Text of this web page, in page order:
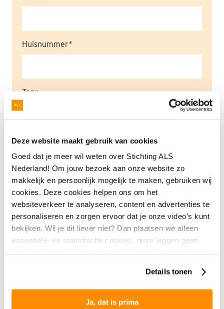
Deze website maakt gebruik van cookies
Goed dat je meer wil weten over Stichting ALS
Nederland! Om jouw bezoek aan onze website zo
makkelijk en persoonlijk mogelijk te maken, gebruiken wij
cookies. Deze cookies helpen ons om het
websiteverkeer te analyseren, content en advertenties te
personaliseren en zorgen ervoor dat je onze video’s kunt
bekijken. Wil je dit liever niet? Dan plaatsen we alleen
essentiële- en statistische cookies, deze leggen geen
Details tonen
Ja, dat is prima
Huisnummer
Toev.
Postcode
Woonplaats
Land